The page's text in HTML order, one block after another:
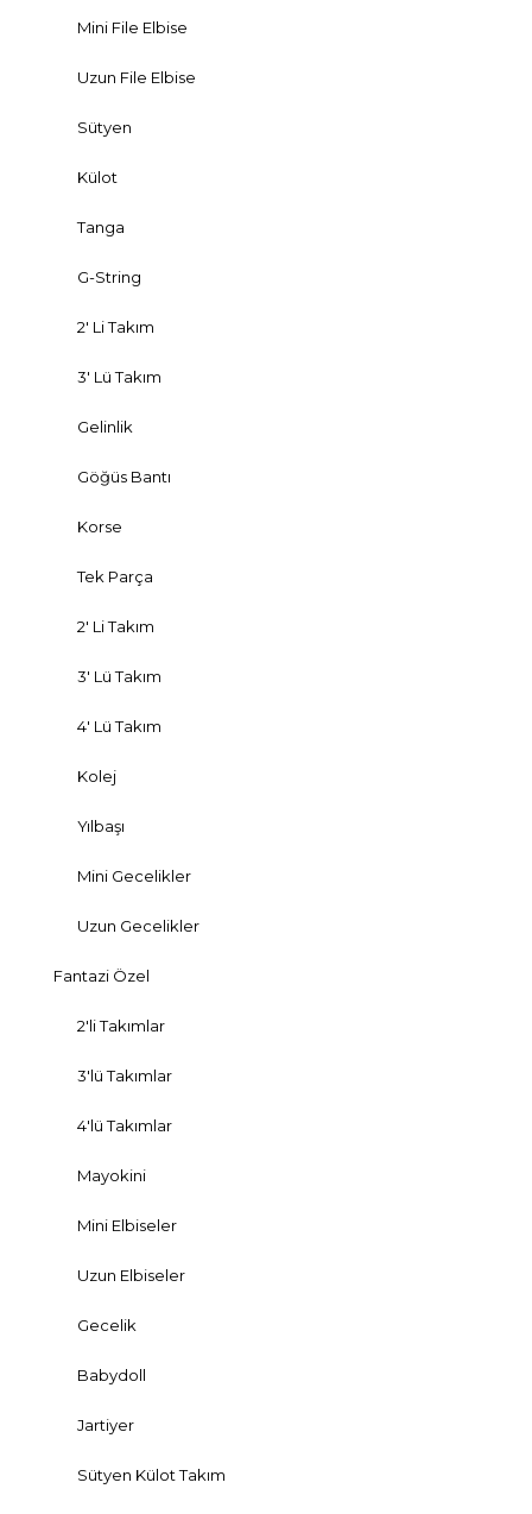
Mini File Elbise
Uzun File Elbise
Sütyen
Külot
Tanga
G-String
2' Li Takım
3' Lü Takım
Gelinlik
Göğüs Bantı
Korse
Tek Parça
2' Li Takım
3' Lü Takım
4' Lü Takım
Kolej
Yılbaşı
Mini Gecelikler
Uzun Gecelikler
Fantazi Özel
2'li Takımlar
3'lü Takımlar
4'lü Takımlar
Mayokini
Mini Elbiseler
Uzun Elbiseler
Gecelik
Babydoll
Jartiyer
Sütyen Külot Takım